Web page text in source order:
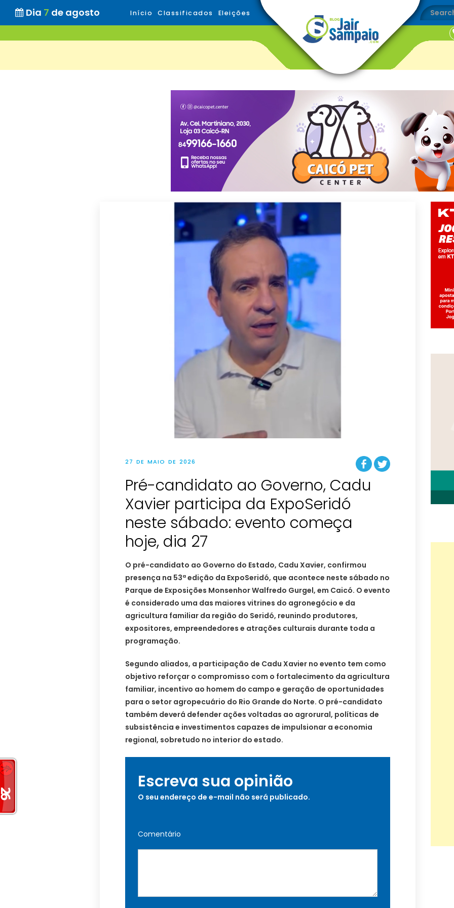
Dia 7 de agosto Início Classificados Eleições
27 DE MAIO DE 2026
Pré-candidato ao Governo, Cadu
Xavier participa da ExpoSeridó
neste sábado: evento começa
hoje, dia 27
O pré-candidato ao Governo do Estado, Cadu Xavier, confirmou
presença na 53ª edição da ExpoSeridó, que acontece neste sábado no
Parque de Exposições Monsenhor Walfredo Gurgel, em Caicó. O evento
é considerado uma das maiores vitrines do agronegócio e da
agricultura familiar da região do Seridó, reunindo produtores,
expositores, empreendedores e atrações culturais durante toda a
programação.
Segundo aliados, a participação de Cadu Xavier no evento tem como
objetivo reforçar o compromisso com o fortalecimento da agricultura
familiar, incentivo ao homem do campo e geração de oportunidades
para o setor agropecuário do Rio Grande do Norte. O pré-candidato
também deverá defender ações voltadas ao agrorural, políticas de
subsistência e investimentos capazes de impulsionar a economia
regional, sobretudo no interior do estado.
Escreva sua opinião
O seu endereço de e-mail não será publicado.
Comentário